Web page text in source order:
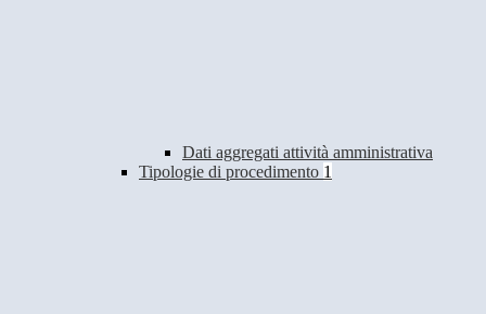
Dati aggregati attività amministrativa
Tipologie di procedimento 1